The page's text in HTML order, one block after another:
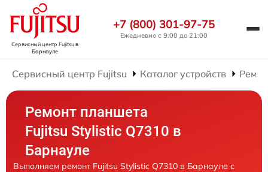
Сервисный центр Fujitsuв
Барнауле
+7 (800) 301-97-75
Ежедневно с 9:00 до 21:00
Сервисный центр Fujitsu Каталог устройств
Ремонт планшета
Fujitsu Stylistic Q7310 в
Барнауле
Выполняем ремонт Fujitsu Stylistic Q7310 в Барнауле с